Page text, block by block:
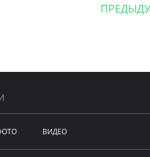
ВИДЕО